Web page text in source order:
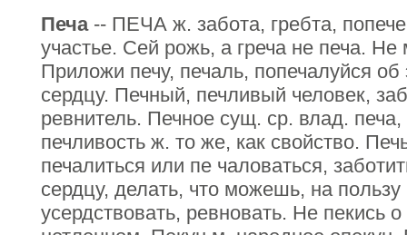
Печа-- ПЕЧА ж. забота, гребта,
участье. Сей рожь, а греча не печа. Не
Приложи печу, печаль, попечалуйся
сердцу. Печный, печливый человек,
ревнитель. Печное сущ. ср. влад. печа,
печливость ж. то же, как свойство.
печалиться или пе чаловаться,
сердцу, делать, что можешь, на пользу
усердствовать, ревновать. Не пекись